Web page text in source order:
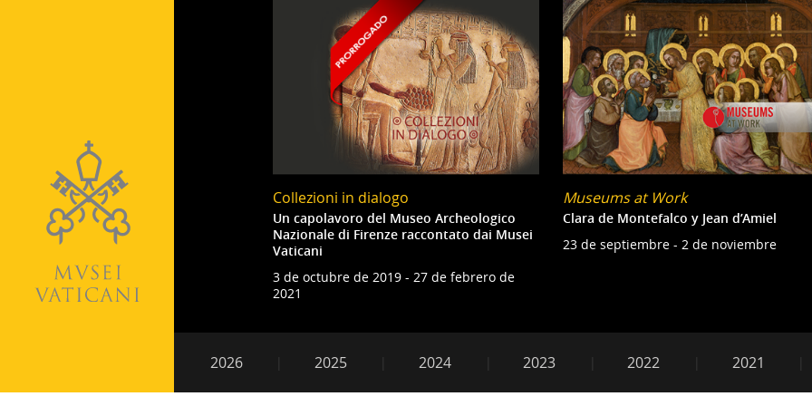
Collezioni in dialogo
Un capolavoro del Museo Archeologico
Nazionale di Firenze raccontato dai Musei
Vaticani
3 de octubre de 2019 - 27 de febrero de
2021
Museums at Work
Clara de Montefalco y Jean d’Amiel
23 de septiembre - 2 de noviembre
secundaria
2026 2025 2024 2023 2022 2021